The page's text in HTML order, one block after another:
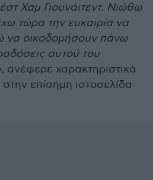
Χαμ Γιουνάιτεντ. Νιώθω
τώρα την ευκαιρία να
οικοδομήσουν πάνω
αυτού του
, ανέφερε χαρακτηριστικά
επίσημη ιστοσελίδα